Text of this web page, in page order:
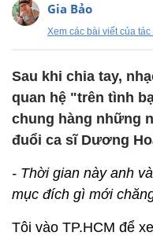
Gia Bảo
Xem các bài viết của tác
Sau khi chia tay,
quan hệ "trên tình
chung hàng những
đuổi ca sĩ Dương
- Thời gian này anh
mục đích gì mới
Tôi vào TP.HCM để